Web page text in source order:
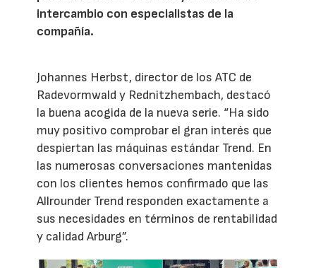
intercambio con especialistas de la
compañía.
Johannes Herbst, director de los ATC de
Radevormwald y Rednitzhembach, destacó
la buena acogida de la nueva serie. “Ha sido
muy positivo comprobar el gran interés que
despiertan las máquinas estándar Trend. En
las numerosas conversaciones mantenidas
con los clientes hemos confirmado que las
Allrounder Trend responden exactamente a
sus necesidades en términos de rentabilidad
y calidad Arburg”.